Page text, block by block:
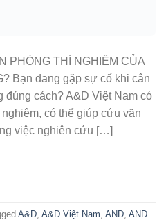
PHÒNG THÍ NGHIỆM CỦA
Bạn đang gặp sự cố khi cân
đúng cách? A&D Việt Nam có
có thể giúp cứu vãn
việc nghiên cứu […]
A&D A&D Việt Nam AND AND